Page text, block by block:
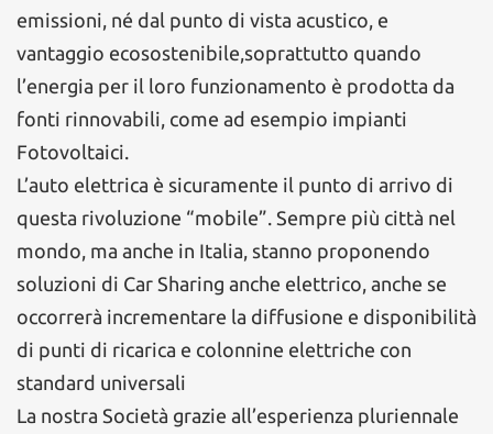
emissioni, né dal punto di vista acustico, e
vantaggio ecosostenibile,soprattutto quando
l’energia per il loro funzionamento è prodotta da
fonti rinnovabili, come ad esempio impianti
Fotovoltaici.
L’auto elettrica è sicuramente il punto di arrivo di
questa rivoluzione “mobile”. Sempre più città nel
mondo, ma anche in Italia, stanno proponendo
soluzioni di Car Sharing anche elettrico, anche se
occorrerà incrementare la diffusione e disponibilità
di punti di ricarica e colonnine elettriche con
standard universali
La nostra Società grazie all’esperienza pluriennale